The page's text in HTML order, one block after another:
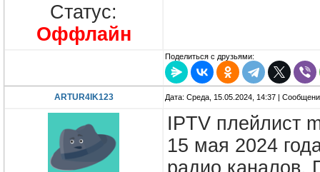
Статус:
Оффлайн
Поделиться с друзьями:
ARTUR4IK123 Дата: Среда, 15.05.2024, 14:37 |
IPTV плейлист
15 мая 2024